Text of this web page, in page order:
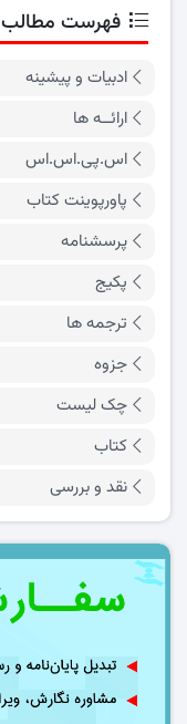
فهرست مطالب
ادبیات و پیشینه
ارائــه ها
اس.پی.اس.اس
پاورپوینت کتاب
پرسشنامه
پکیج
ترجمه ها
جزوه
چک لیست
کتاب
نقد و بررسی